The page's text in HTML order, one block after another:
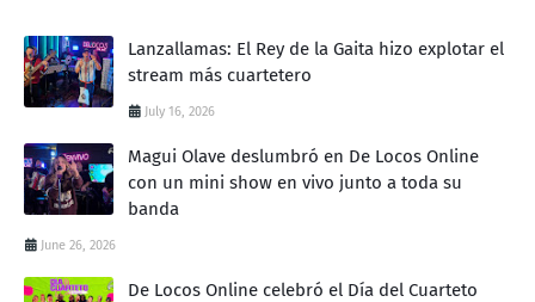
Lanzallamas: El Rey de la Gaita hizo explotar el
stream más cuartetero
July 16, 2026
Magui Olave deslumbró en De Locos Online
con un mini show en vivo junto a toda su
banda
June 26, 2026
De Locos Online celebró el Día del Cuarteto